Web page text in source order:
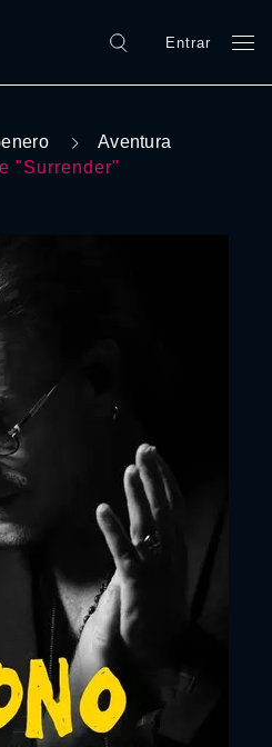
Entrar
Aventura
"Surrender"